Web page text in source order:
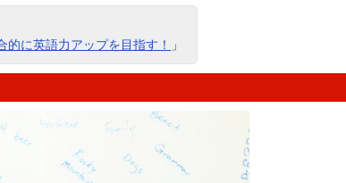
的に英語力アップを目指す！ 」